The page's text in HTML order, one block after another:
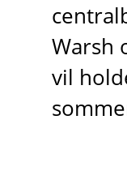
Warsh
vil